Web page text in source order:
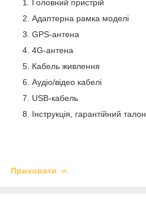
Головний пристрій
Адаптерна рамка моделі
GPS-антена
4G-антена
Кабель живлення
Аудіо/відео кабелі
USB-кабель
Інструкція, гарантійний талон
Приховати